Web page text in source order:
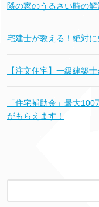
隣の家のうるさい時の
宅建士が教える！絶対
【注文住宅】一級建築
「住宅補助金」最大
がもらえます！